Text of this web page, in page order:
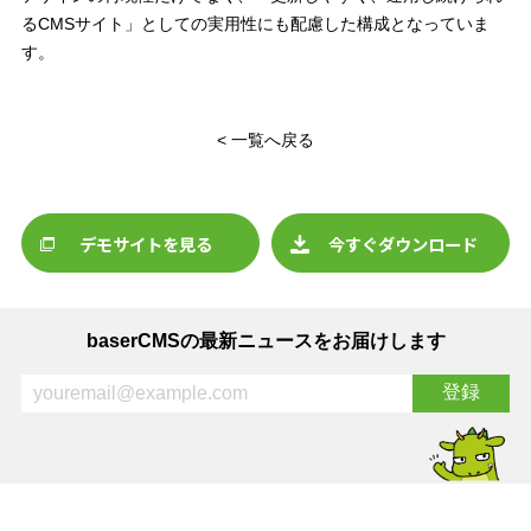
るCMSサイト」としての実用性にも配慮した構成となっていま
す。
< 一覧へ戻る
デモサイトを見る 今すぐダウンロード
baserCMSの最新ニュースをお届けします